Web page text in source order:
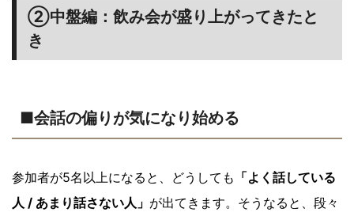
②中盤編：飲み会が盛り上がってきたと
き
■会話の偏りが気になり始める
参加者が5名以上になると、どうしても 「よく話している
人 / あまり話さない人」 が出てきます。そうなると、段々